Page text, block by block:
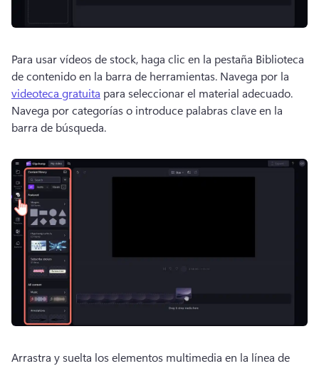
Para usar vídeos de stock, haga clic en la pestaña Biblioteca
de contenido en la barra de herramientas. Navega por la
videoteca gratuita
Navega por categorías o introduce palabras clave en la
barra de búsqueda.
Arrastra y suelta los elementos multimedia en la línea de